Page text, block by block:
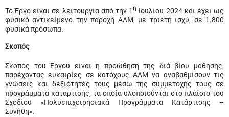
Το Έργο είναι σε λειτουργία από την 1η Ιουλίου 2024 και έχει ως
φυσικό αντικείμενο την παροχή ΑΛΜ, με τριετή ισχύ, σε 1.800
φυσικά πρόσωπα.
Σκοπός
Σκοπός του Έργου είναι η προώθηση της διά βίου μάθησης,
παρέχοντας ευκαιρίες σε κατόχους ΑΛΜ να αναβαθμίσουν τις
γνώσεις και δεξιότητές τους μέσω της συμμετοχής τους σε
προγράμματα κατάρτισης, τα οποία υλοποιούνται στο πλαίσιο του
Σχεδίου «Πολυεπιχειρησιακά Προγράμματα Κατάρτισης –
Συνήθη».